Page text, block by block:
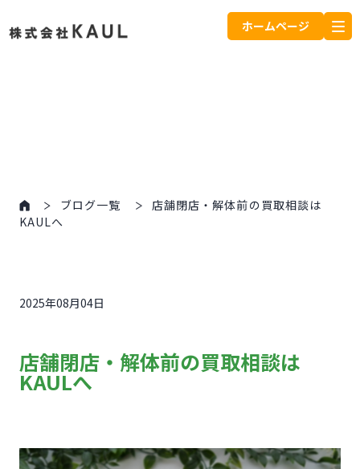
ホームページ
ブログ一覧
店舗閉店・解体前の買取相談は
KAULへ
2025年08月04日
店舗閉店・解体前の買取相談は
KAULへ